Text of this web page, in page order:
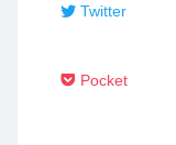
Twitter
Pocket